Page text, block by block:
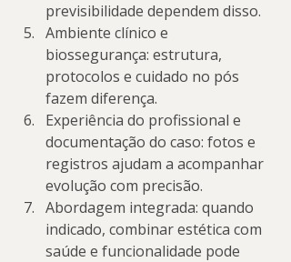
previsibilidade dependem disso.
Ambiente clínico e
biossegurança: estrutura,
protocolos e cuidado no pós
fazem diferença.
Experiência do profissional e
documentação do caso: fotos e
registros ajudam a acompanhar
evolução com precisão.
Abordagem integrada: quando
indicado, combinar estética com
saúde e funcionalidade pode